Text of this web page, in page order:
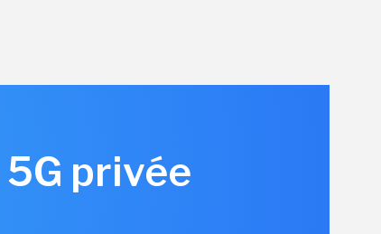
privée